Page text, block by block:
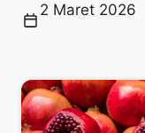
2 Maret 2026